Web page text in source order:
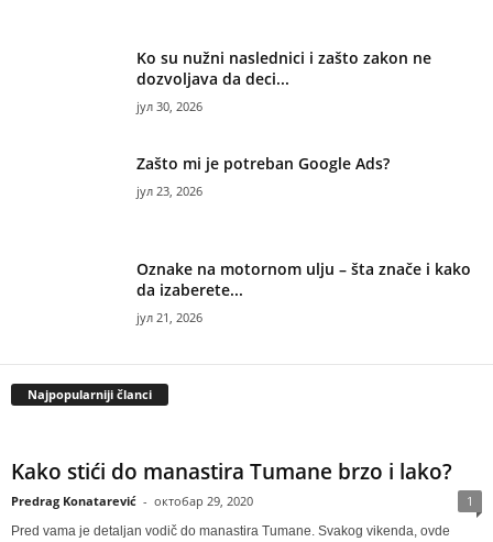
Ko su nužni naslednici i zašto zakon ne
dozvoljava da deci...
јул 30, 2026
Zašto mi je potreban Google Ads?
јул 23, 2026
Oznake na motornom ulju – šta znače i kako
da izaberete...
јул 21, 2026
Najpopularniji članci
Kako stići do manastira Tumane brzo i lako?
Predrag Konatarević - октобар 29, 2020 1
Pred vama je detaljan vodič do manastira Tumane. Svakog vikenda, ovde